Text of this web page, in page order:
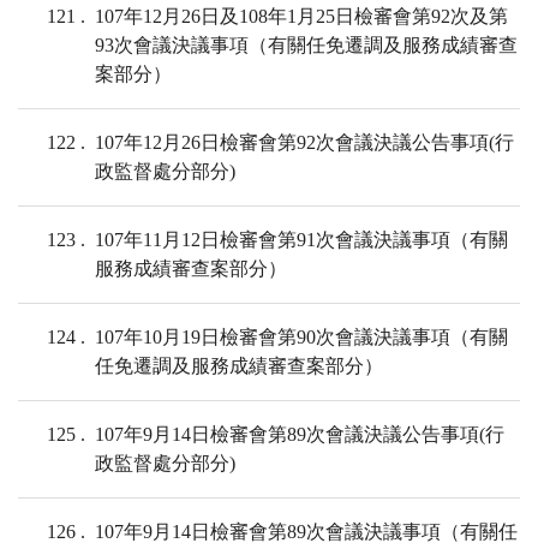
121
107年12月26日及108年1月25日檢審會第92次及第
93次會議決議事項（有關任免遷調及服務成績審查
案部分）
122
107年12月26日檢審會第92次會議決議公告事項(行
政監督處分部分)
123
107年11月12日檢審會第91次會議決議事項（有關
服務成績審查案部分）
124
107年10月19日檢審會第90次會議決議事項（有關
任免遷調及服務成績審查案部分）
125
107年9月14日檢審會第89次會議決議公告事項(行
政監督處分部分)
126
107年9月14日檢審會第89次會議決議事項（有關任